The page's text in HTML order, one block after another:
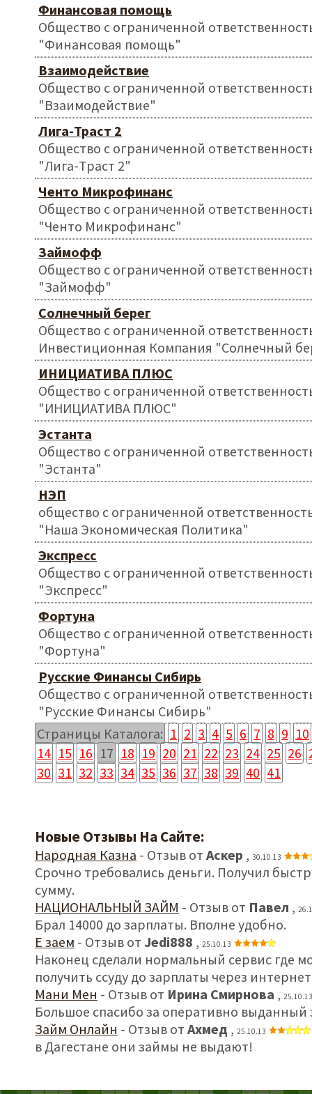
Финансовая помощь
Общество с ограниченной
"Финансовая помощь"
Взаимодействие
Общество с ограниченной
"Взаимодействие"
Лига-Траст 2
Общество с ограниченной
"Лига-Траст 2"
Ченто Микрофинанс
Общество с ограниченной
"Ченто Микрофинанс"
Займофф
Общество с ограниченной
"Займофф"
Солнечный берег
Общество с ограниченной
Инвестиционная Компания "Солнечный
ИНИЦИАТИВА ПЛЮС
Общество с ограниченной
"ИНИЦИАТИВА ПЛЮС"
Эстанта
Общество с ограниченной
"Эстанта"
НЭП
общество с ограниченной
"Наша Экономическая Политика"
Экспресс
Общество с ограниченной
"Экспресс"
Фортуна
Общество с ограниченной
"Фортуна"
Русские Финансы Сибирь
Общество с ограниченной
"Русские Финансы Сибирь"
Страницы Каталога: 1 2 3 4 5 6 7 8 9 10
14 15 16 17 18 19 20 21 22 23 24 25 26
30 31 32 33 34 35 36 37 38 39 40 41
Новые Отзывы На Сайте:
Народная Казна - Отзыв от Аскер , 30.10.13
Срочно требовались деньги. Получил
сумму.
НАЦИОНАЛЬНЫЙ ЗАЙМ - Отзыв от Павел ,
Брал 14000 до зарплаты. Вполне удобно.
Е заем - Отзыв от Jedi888 , 25.10.13
Наконец сделали нормальный сервис где
получить ссуду до зарплаты через
Мани Мен - Отзыв от Ирина Смирнова , 25.10.13
Большое спасибо за оперативно выданный
Займ Онлайн - Отзыв от Ахмед , 25.10.13
в Дагестане они займы не выдают!